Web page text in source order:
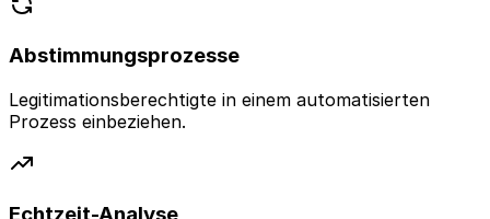
Abstimmungsprozesse
Legitimationsberechtigte in einem automatisierten
Prozess einbeziehen.
Echtzeit-Analyse